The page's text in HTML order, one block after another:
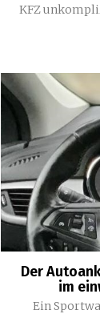
KFZ
Der
im
Ein